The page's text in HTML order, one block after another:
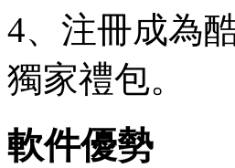
4、注冊成為
獨家禮包。
軟件優勢